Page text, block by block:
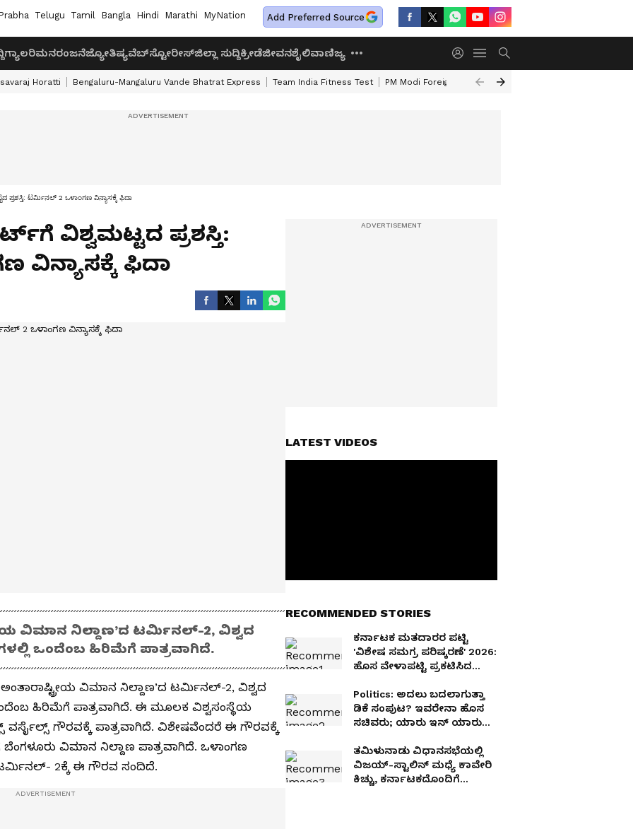
Telugu Tamil Bangla Hindi Marathi MyNation Add Preferred Source
ಗ್ಯಾಲರಿಮನರಂಜನೆಜ್ಯೋತಿಷ್ಯವೆಬ್‌ಸ್ಟೋರೀಸ್ಜಿಲ್ಲಾ ಸುದ್ದಿಕ್ರೀಡೆಜೀವನಶೈಲಿವಾಣಿಜ್ಯ
Horatti Bengaluru-Mangaluru Vande Bhatrat Express Team India Fitness Test PM Modi Foreign Travel Expenditure
ಪ್ರಶಸ್ತಿ: ಟರ್ಮಿನಲ್‌ 2 ಒಳಾಂಗಣ ವಿನ್ಯಾಸಕ್ಕೆ ಫಿದಾ
ವಿಶ್ವಮಟ್ಟದ ಪ್ರಶಸ್ತಿ:
ವಿನ್ಯಾಸಕ್ಕೆ ಫಿದಾ
ವಿಮಾನ ನಿಲ್ದಾಣ’ದ ಟರ್ಮಿನಲ್‌-2, ವಿಶ್ವದ
ಒಂದೆಂಬ ಹಿರಿಮೆಗೆ ಪಾತ್ರವಾಗಿದೆ.
ವಿಮಾನ ನಿಲ್ದಾಣ’ದ ಟರ್ಮಿನಲ್‌-2, ವಿಶ್ವದ
ಹಿರಿಮೆಗೆ ಪಾತ್ರವಾಗಿದೆ. ಈ ಮೂಲಕ ವಿಶ್ವಸಂಸ್ಥೆಯ
ವರ್ಸೈಲ್ಸ್‌ ಗೌರವಕ್ಕೆ ಪಾತ್ರವಾಗಿದೆ. ವಿಶೇಷವೆಂದರೆ ಈ ಗೌರವಕ್ಕೆ
ವಿಮಾನ ನಿಲ್ದಾಣ ಪಾತ್ರವಾಗಿದೆ. ಒಳಾಂಗಣ
2ಕ್ಕೆ ಈ ಗೌರವ ಸಂದಿದೆ.
LATEST VIDEOS
RECOMMENDED STORIES
ಕರ್ನಾಟಕ ಮತದಾರರ ಪಟ್ಟಿ
'ವಿಶೇಷ ಸಮಗ್ರ ಪರಿಷ್ಕರಣೆ' 2026:
ಹೊಸ ವೇಳಾಪಟ್ಟಿ ಪ್ರಕಟಿಸಿದ
Politics: ಅದಲು ಬದಲಾಗುತ್ತಾ
ಡಿಕೆ ಸಂಪುಟ? ಇವರೇನಾ ಹೊಸ
ಸಚಿವರು; ಯಾರು ಇನ್‌ ಯಾರು
ರಣತಂತ್ರ!
ತಮಿಳುನಾಡು ವಿಧಾನಸಭೆಯಲ್ಲಿ
ವಿಜಯ್-ಸ್ಟಾಲಿನ್ ಮಧ್ಯೆ ಕಾವೇರಿ
ಕಿಚ್ಚು, ಕರ್ನಾಟಕದೊಂದಿಗೆ